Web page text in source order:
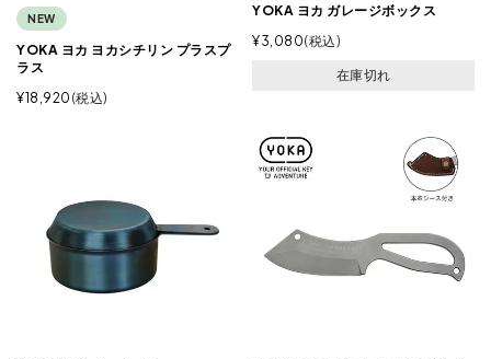
NEW
YOKA ヨカ ヨカシチリン プラスプ
ラス
¥18,920 税込
YOKA ヨカ ガレージボックス
¥3,080 税込
在庫切れ